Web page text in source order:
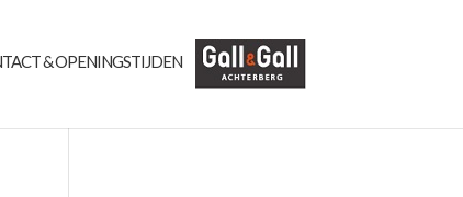
& OPENINGSTIJDEN